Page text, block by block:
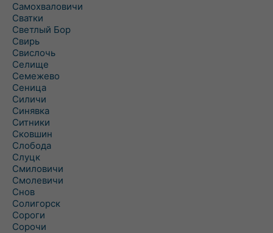
Самохваловичи
Сватки
Светлый Бор
Свирь
Свислочь
Селище
Семежево
Сеница
Силичи
Синявка
Ситники
Сковшин
Слобода
Слуцк
Смиловичи
Смолевичи
Снов
Солигорск
Сороги
Сорочи